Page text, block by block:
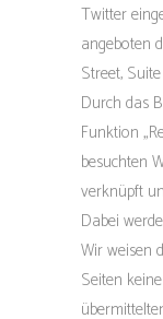
Twitter
angeboten
Street,
Durch das
Funktion
besuchten
verknüpft
Dabei
Wir weisen
Seiten